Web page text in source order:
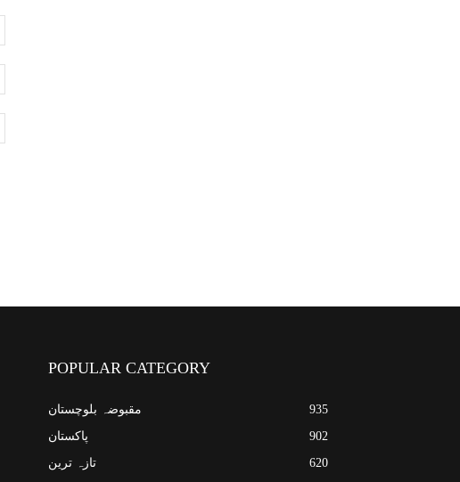
POPULAR CATEGORY
مقبوضہ بلوچستان
935
پاکستان
902
تازہ ترین
620